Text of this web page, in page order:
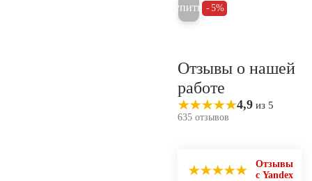
Купить 5%
Отзывы о нашей
работе
4,9 из 5
635 отзывов
Отзывы
с Yandex